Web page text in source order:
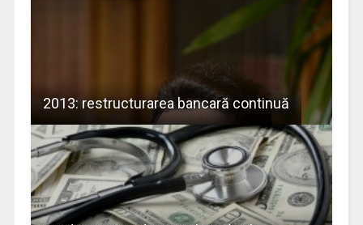
2013: restructurarea bancară continuă